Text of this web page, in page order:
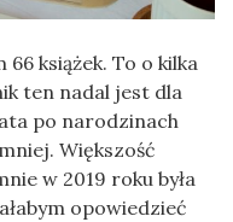
książek. To o kilka
ten nadal jest dla
po narodzinach
Większość
w 2019 roku była
opowiedzieć